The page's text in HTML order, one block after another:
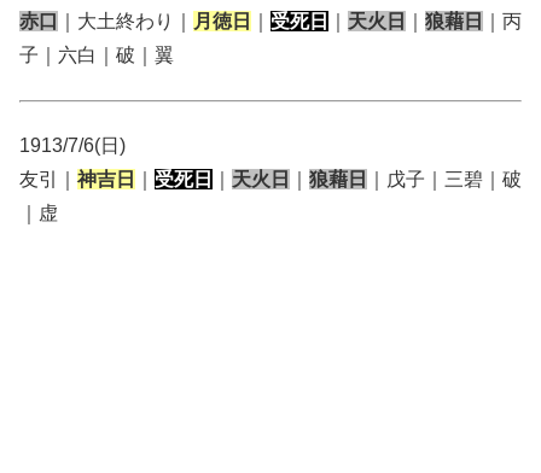
赤口
｜大土終わり｜ 月徳日 受死日 天火日 狼藉日
｜丙
子｜六白｜破｜翼
1913/7/6(日)
友引｜ 神吉日 受死日 天火日 狼藉日
｜戊子｜三碧｜破
｜虚